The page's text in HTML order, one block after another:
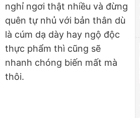
nghỉ ngơi thật nhiều và đừng
quên tự nhủ với bản thân dù
là cúm dạ dày hay ngộ độc
thực phẩm thì cũng sẽ
nhanh chóng biến mất mà
thôi.